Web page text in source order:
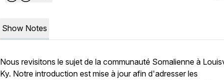
Show Notes
Nous revisitons le sujet de la communauté Somalienne à
Ky. Notre introduction est mise à jour afin d'adresser les